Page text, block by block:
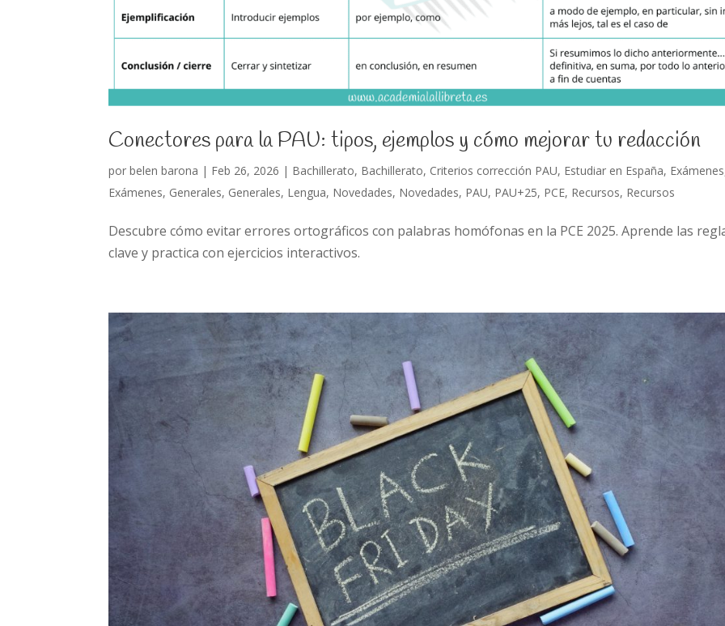
Conectores para la PAU: tipos, ejemplos y cómo mejorar tu redacción
porbelen barona | Feb 26, 2026 | Bachillerato, Bachillerato, Criterios corrección PAU, Estudiar en España, Exámenes
Exámenes, Generales, Generales, Lengua, Novedades, Novedades, PAU, PAU+25, PCE, Recursos, Recursos
Descubre cómo evitar errores ortográficos con palabras homófonas en la PCE 2025. Aprende las
clave y practica con ejercicios interactivos.